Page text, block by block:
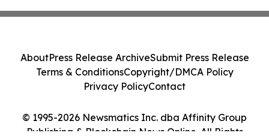
© 1995-2026 Newsmatics Inc. dba Affinity Group
Publishing & Blockchain News Online. All Rights
AboutPress Release ArchiveSubmit Press Release
Terms & ConditionsCopyright/DMCA Policy
Privacy PolicyContact